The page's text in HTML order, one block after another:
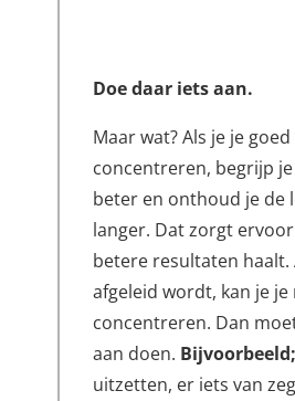
Doe daar iets aan.
Maar wat? Als je je goed
concentreren, begrijp
beter en onthoud je de
langer. Dat zorgt
betere resultaten haalt.
afgeleid wordt, kan je je
concentreren. Dan
aan doen. Bijvoorbeeld;
uitzetten, er iets van